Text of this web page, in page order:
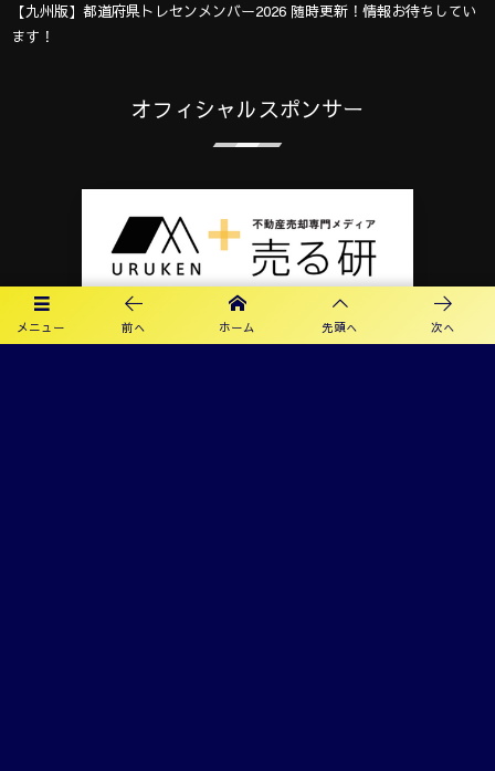
メニュー 前へ ホーム 先頭へ 次へ
【九州版】都道府県トレセンメンバー2026 随時更新！情報お待ちしてい
ます！
オフィシャルスポンサー